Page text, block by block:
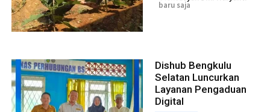
baru saja
Dishub Bengkulu
Selatan Luncurkan
Layanan Pengaduan
Digital